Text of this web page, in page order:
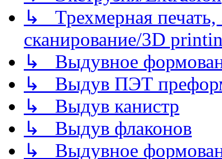
↳ Трехмерная
сканирование/3D
↳ Выдувное
↳ Выдув ПЭТ
↳ Выдув канистр
↳ Выдув флаконов
↳ Выдувное